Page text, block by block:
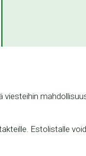
viesteihin
Estolistalle